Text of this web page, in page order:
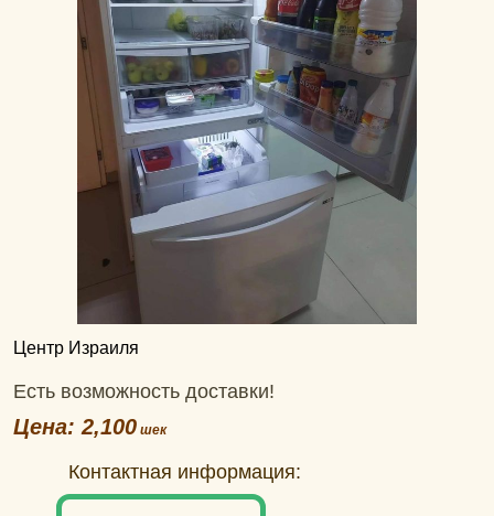
Центр Израиля
Есть возможность доставки!
Цена: 2,100
Контактная информация: